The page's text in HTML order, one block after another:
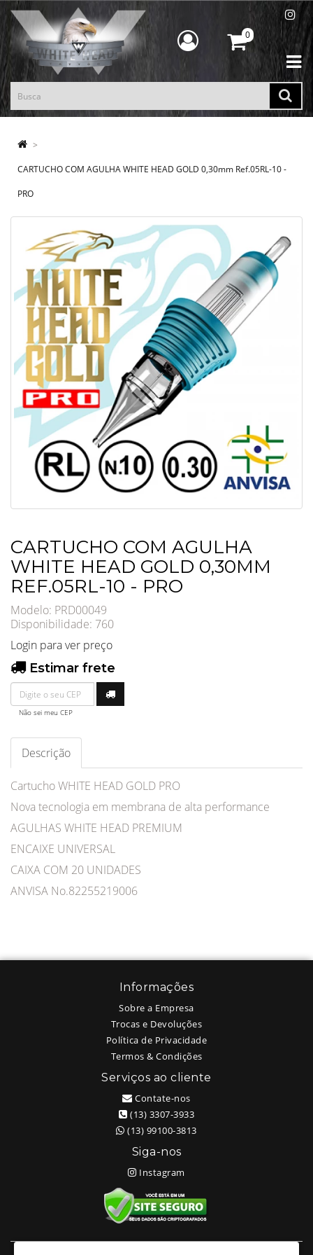
0
CARTUCHO COM AGULHA WHITE HEAD GOLD 0,30mm Ref.05RL-10 -
PRO
CARTUCHO COM AGULHA
WHITE HEAD GOLD 0,30MM
REF.05RL-10 - PRO
Modelo: PRD00049
Disponibilidade: 760
Login para ver preço
Estimar frete
Não sei meu CEP
Descrição
Cartucho WHITE HEAD GOLD PRO
Nova tecnologia em membrana de alta performance
AGULHAS WHITE HEAD PREMIUM
ENCAIXE UNIVERSAL
CAIXA COM 20 UNIDADES
ANVISA No.82255219006
Informações
Sobre a Empresa
Trocas e Devoluções
Política de Privacidade
Termos & Condições
Serviços ao cliente
Contate-nos
(13) 3307-3933
(13) 99100-3813
Siga-nos
Instagram